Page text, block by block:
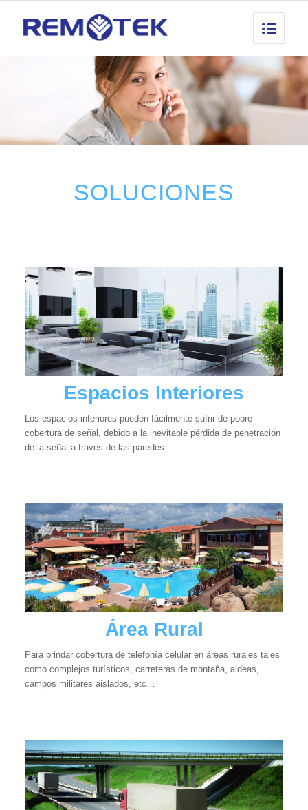
SOLUCIONES
Espacios Interiores
Los espacios interiores pueden fácilmente sufrir de pobre
cobertura de señal, debido a la inevitable pérdida de penetración
de la señal a través de las paredes…
Área Rural
Para brindar cobertura de telefonía celular en áreas rurales tales
como complejos turísticos, carreteras de montaña, aldeas,
campos militares aislados, etc…